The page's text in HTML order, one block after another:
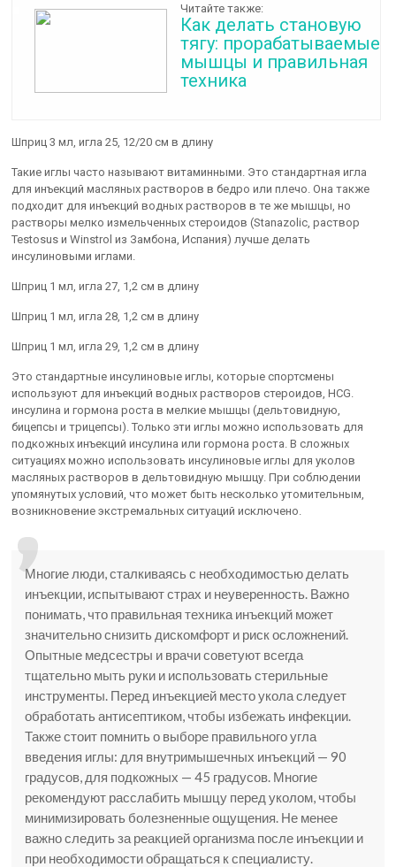
Читайте также:
Как делать становую
тягу: прорабатываемые
мышцы и правильная
техника
Шприц 3 мл, игла 25, 12/20 см в длину
Такие иглы часто называют витаминными. Это стандартная игла
для инъекций масляных растворов в бедро или плечо. Она также
подходит для инъекций водных растворов в те же мышцы, но
растворы мелко измельченных стероидов (Stanazolic, раствор
Testosus и Winstrol из Замбона, Испания) лучше делать
инсулиновыми иглами.
Шприц 1 мл, игла 27, 1,2 см в длину
Шприц 1 мл, игла 28, 1,2 см в длину
Шприц 1 мл, игла 29, 1,2 см в длину
Это стандартные инсулиновые иглы, которые спортсмены
используют для инъекций водных растворов стероидов, HCG.
инсулина и гормона роста в мелкие мышцы (дельтовидную,
бицепсы и трицепсы). Только эти иглы можно использовать для
подкожных инъекций инсулина или гормона роста. В сложных
ситуациях можно использовать инсулиновые иглы для уколов
масляных растворов в дельтовидную мышцу. При соблюдении
упомянутых условий, что может быть несколько утомительным,
возникновение экстремальных ситуаций исключено.
Многие люди, сталкиваясь с необходимостью делать
инъекции, испытывают страх и неуверенность. Важно
понимать, что правильная техника инъекций может
значительно снизить дискомфорт и риск осложнений.
Опытные медсестры и врачи советуют всегда
тщательно мыть руки и использовать стерильные
инструменты. Перед инъекцией место укола следует
обработать антисептиком, чтобы избежать инфекции.
Также стоит помнить о выборе правильного угла
введения иглы: для внутримышечных инъекций — 90
градусов, для подкожных — 45 градусов. Многие
рекомендуют расслабить мышцу перед уколом, чтобы
минимизировать болезненные ощущения. Не менее
важно следить за реакцией организма после инъекции и
при необходимости обращаться к специалисту.